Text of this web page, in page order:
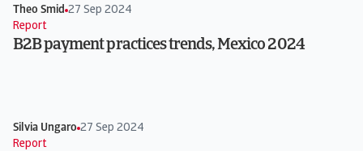
Theo Smid 27 Sep 2024
Report
B2B payment practices trends, Mexico 2024
Silvia Ungaro 27 Sep 2024
Report